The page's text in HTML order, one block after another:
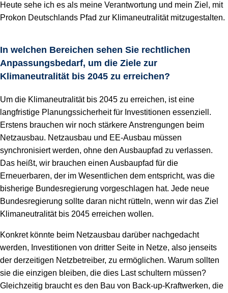
Heute sehe ich es als meine Verantwortung und mein Ziel, mit
Prokon Deutschlands Pfad zur Klimaneutralität mitzugestalten.
In welchen Bereichen sehen Sie rechtlichen
Anpassungsbedarf, um die Ziele zur
Klimaneutralität bis 2045 zu erreichen?
Um die Klimaneutralität bis 2045 zu erreichen, ist eine
langfristige Planungssicherheit für Investitionen essenziell.
Erstens brauchen wir noch stärkere Anstrengungen beim
Netzausbau. Netzausbau und EE-Ausbau müssen
synchronisiert werden, ohne den Ausbaupfad zu verlassen.
Das heißt, wir brauchen einen Ausbaupfad für die
Erneuerbaren, der im Wesentlichen dem entspricht, was die
bisherige Bundesregierung vorgeschlagen hat. Jede neue
Bundesregierung sollte daran nicht rütteln, wenn wir das Ziel
Klimaneutralität bis 2045 erreichen wollen.
Konkret könnte beim Netzausbau darüber nachgedacht
werden, Investitionen von dritter Seite in Netze, also jenseits
der derzeitigen Netzbetreiber, zu ermöglichen. Warum sollten
sie die einzigen bleiben, die dies Last schultern müssen?
Gleichzeitig braucht es den Bau von Back-up-Kraftwerken, die